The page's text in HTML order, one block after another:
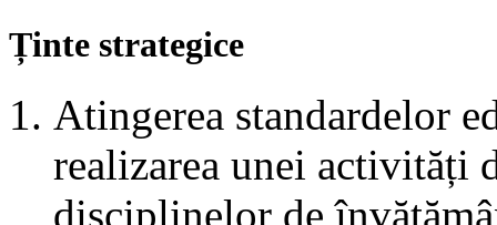
Ținte strategice
Atingerea standardelor
realizarea unei activități
disciplinelor de